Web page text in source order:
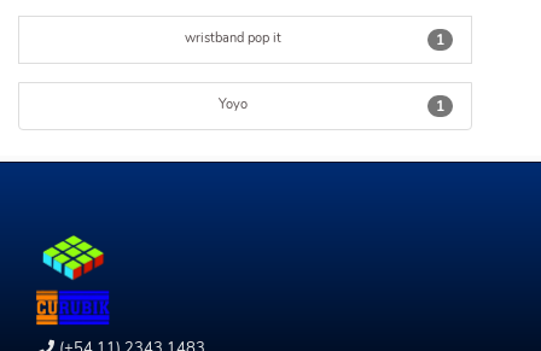
1
wristband pop it
1
Yoyo